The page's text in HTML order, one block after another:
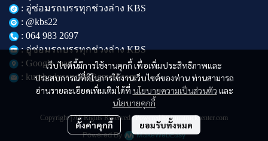
เว็บไซต์นี้มีการใช้งานคุกกี้ เพื่อเพิ่มประสิทธิภาพและ
ประสบการณ์ที่ดีในการใช้งานเว็บไซต์ของท่าน ท่านสามารถ
อ่านรายละเอียดเพิ่มเติมได้ที่ นโยบายความเป็นส่วนตัว และ
นโยบายคุกกี้
ตั้งค่าคุกกี้ ยอมรับทั้งหมด
: อู่ซ่อมรถบรรทุกช่วงล่าง KBS
: @kbs22
: 064 983 2697
: อู่ซ่อมรถบรรทุกช่วงล่าง KBS
: Google map
: kumbodyservice@gmail.com
Copyright | All Rights Reserved | Powered by kumtruckcenter.com
Powered By MakeWebEasy